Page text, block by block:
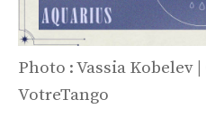
Photo : Vassia Kobelev
VotreTango